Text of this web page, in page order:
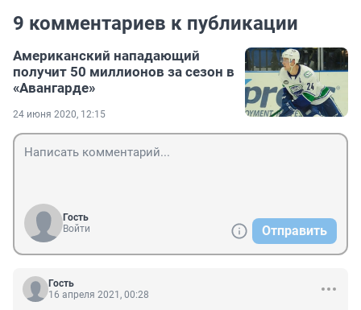
9 комментариев к публикации
Американский нападающий
получит 50 миллионов за сезон в
«Авангарде»
24 июня 2020, 12:15
Гость
Войти
Отправить
Гость
16 апреля 2021, 00:28